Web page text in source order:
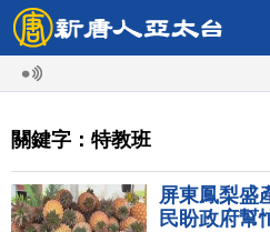
關鍵字：特教班
屏東鳳梨盛
民盼政府幫